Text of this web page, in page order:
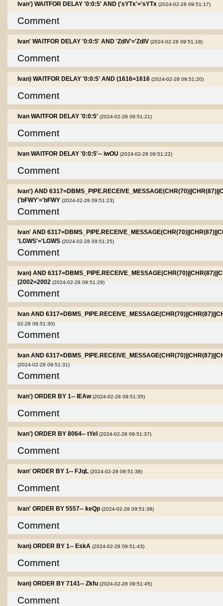
Ivan') WAITFOR DELAY '0:0:5' AND ('sYTx'='sYTx (2024-02-28 09:51:17)
Comment
Ivan' WAITFOR DELAY '0:0:5' AND 'ZdlV'='ZdlV (2024-02-28 09:51:18)
Comment
Ivan) WAITFOR DELAY '0:0:5' AND (1616=1616 (2024-02-28 09:51:20)
Comment
Ivan WAITFOR DELAY '0:0:5' (2024-02-28 09:51:21)
Comment
Ivan WAITFOR DELAY '0:0:5'-- iwOU (2024-02-28 09:51:22)
Comment
Ivan') AND
('bFWY'='bFWY (2024-02-28 09:51:23)
Comment
Ivan' AND
'LGWS'='LGWS (2024-02-28 09:51:25)
Comment
Ivan) AND
(2002=2002 (2024-02-28 09:51:29)
Comment
Ivan AND
02-28 09:51:30)
Comment
Ivan AND
(2024-02-28 09:51:31)
Comment
Ivan') ORDER BY 1-- IEAw (2024-02-28 09:51:35)
Comment
Ivan') ORDER BY 8064-- tYeI (2024-02-28 09:51:37)
Comment
Ivan' ORDER BY 1-- FJqL (2024-02-28 09:51:38)
Comment
Ivan' ORDER BY 5557-- keQp (2024-02-28 09:51:39)
Comment
Ivan) ORDER BY 1-- EskA (2024-02-28 09:51:43)
Comment
Ivan) ORDER BY 7141-- Zkfu (2024-02-28 09:51:45)
Comment